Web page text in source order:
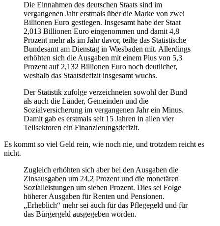
Die Einnahmen des deutschen Staats sind im
vergangenen Jahr erstmals über die Marke von zwei
Billionen Euro gestiegen. Insgesamt habe der Staat
2,013 Billionen Euro eingenommen und damit 4,8
Prozent mehr als im Jahr davor, teilte das Statistische
Bundesamt am Dienstag in Wiesbaden mit. Allerdings
erhöhten sich die Ausgaben mit einem Plus von 5,3
Prozent auf 2,132 Billionen Euro noch deutlicher,
weshalb das Staatsdefizit insgesamt wuchs.
Der Statistik zufolge verzeichneten sowohl der Bund
als auch die Länder, Gemeinden und die
Sozialversicherung im vergangenen Jahr ein Minus.
Damit gab es erstmals seit 15 Jahren in allen vier
Teilsektoren ein Finanzierungsdefizit.
Es kommt so viel Geld rein, wie noch nie, und trotzdem reicht es
nicht.
Zugleich erhöhten sich aber bei den Ausgaben die
Zinsausgaben um 24,2 Prozent und die monetären
Sozialleistungen um sieben Prozent. Dies sei Folge
höherer Ausgaben für Renten und Pensionen.
„Erheblich“ mehr sei auch für das Pflegegeld und für
das Bürgergeld ausgegeben worden.